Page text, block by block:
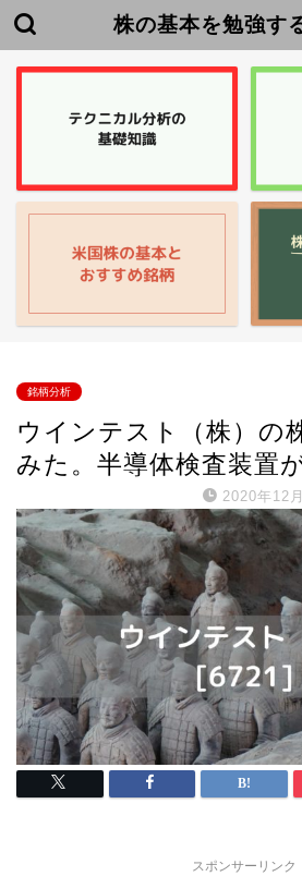
株の基本を勉強す
銘柄分析
ウインテスト（株）の
みた。半導体検査装置
2020年12
スポンサーリンク